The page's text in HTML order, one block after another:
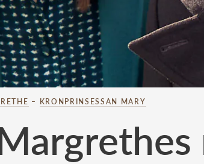
– KRONPRINSESSAN MARY